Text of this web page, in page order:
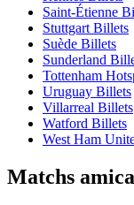
Saint-Étienne
Stuttgart Billets
Suède Billets
Sunderland
Tottenham
Uruguay Billets
Villarreal Billets
Watford Billets
West Ham
Matchs